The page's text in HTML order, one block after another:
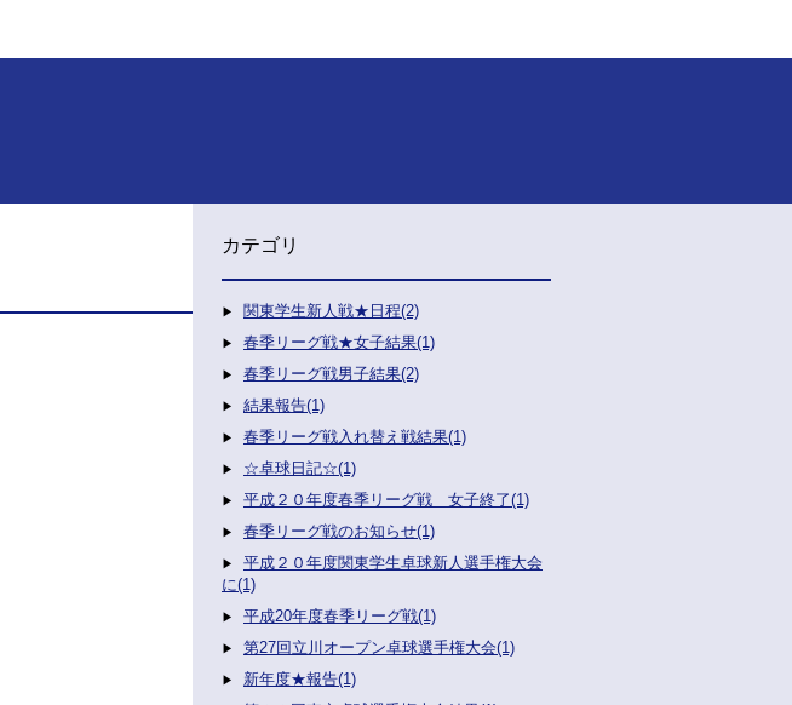
カテゴリ
関東学生新人戦★日程(2)
春季リーグ戦★女子結果(1)
春季リーグ戦男子結果(2)
結果報告(1)
春季リーグ戦入れ替え戦結果(1)
☆卓球日記☆(1)
平成２０年度春季リーグ戦 女子終了(1)
春季リーグ戦のお知らせ(1)
平成２０年度関東学生卓球新人選手権大会
に(1)
平成20年度春季リーグ戦(1)
第27回立川オープン卓球選手権大会(1)
新年度★報告(1)